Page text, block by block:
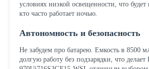
условиях низкой освещенности, что будет
кто часто работает ночью.
Автономность и безопасность
Не забудем про батарею. Емкость в 8500
долгую работу без подзарядки, что делает